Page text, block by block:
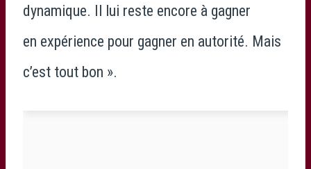
dynamique. Il lui reste encore à gagner
en expérience pour gagner en autorité. Mais
c’est tout bon ».